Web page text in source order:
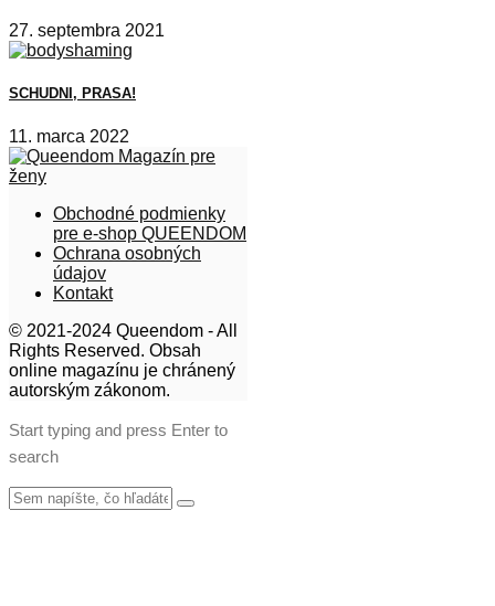
27. septembra 2021
SCHUDNI, PRASA!
11. marca 2022
Obchodné podmienky
pre e-shop QUEENDOM
Ochrana osobných
údajov
Kontakt
© 2021-2024 Queendom - All
Rights Reserved. Obsah
online magazínu je chránený
autorským zákonom.
Start typing and press Enter to
search